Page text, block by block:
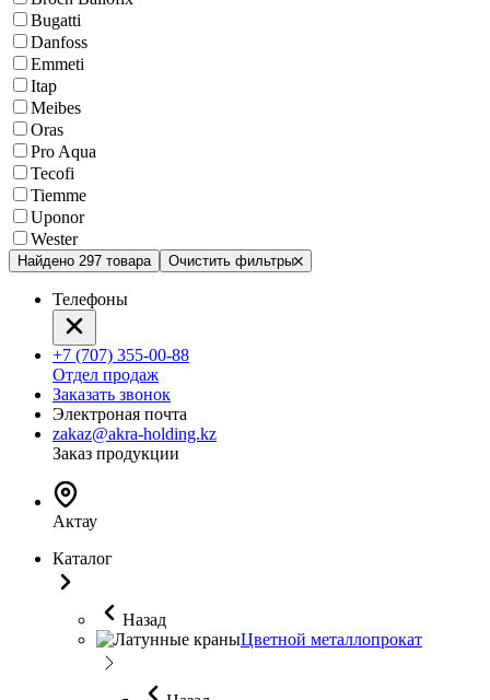
Bugatti
Danfoss
Emmeti
Itap
Meibes
Oras
Pro Aqua
Tecofi
Tiemme
Uponor
Wester
Найдено 297 товара Очистить фильтры
Телефоны
+7 (707) 355-00-88
Отдел продаж
Заказать звонок
Электроная почта
zakaz@akra-holding.kz
Заказ продукции
Актау
Каталог
Назад
Цветной металлопрокат